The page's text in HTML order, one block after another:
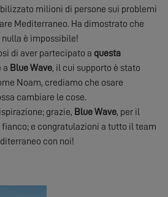
milioni di persone sui problemi
Mediterraneo. Ha dimostrato che
nulla è impossibile!
di aver partecipato a questa
a Blue Wave, il cui supporto è stato
Noam, crediamo che osare
cambiare le cose.
grazie, Blue Wave, per il
e congratulazioni a tutto il team
con noi!